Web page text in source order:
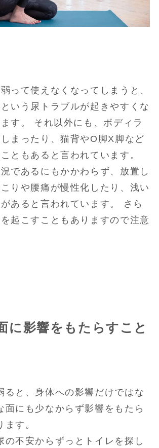
って使えなくなってしまうと、
いう尿トラブルが起きやすくな
す。 それ以外にも、ボディラ
まったり、猫背やO脚X脚など
ともあると言われています。
であるにもかかわらず、放置し
りや腰痛が慢性化したり、浅い
あると言われています。 さら
起こすこともありますので注意
に影響をもたらすこと
ると、身体への影響だけではな
面にも少なからず影響をもたら
す。
の不安からずっとトイレを探し